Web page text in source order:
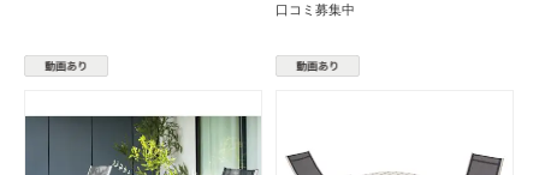
口コミ募集中